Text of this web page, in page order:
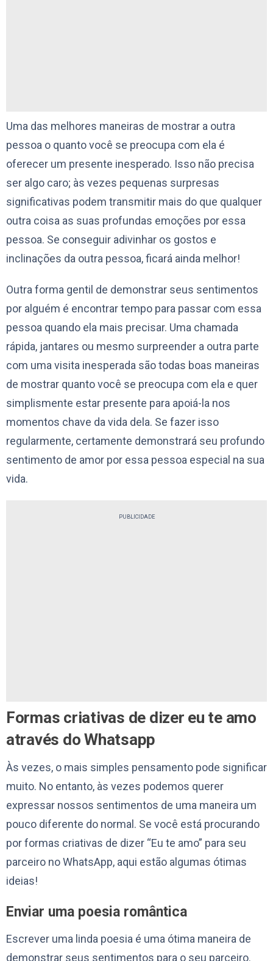
Uma das melhores maneiras de mostrar a outra
pessoa o quanto você se preocupa com ela é
oferecer um presente inesperado. Isso não precisa
ser algo caro; às vezes pequenas surpresas
significativas podem transmitir mais do que qualquer
outra coisa as suas profundas emoções por essa
pessoa. Se conseguir adivinhar os gostos e
inclinações da outra pessoa, ficará ainda melhor!
Outra forma gentil de demonstrar seus sentimentos
por alguém é encontrar tempo para passar com essa
pessoa quando ela mais precisar. Uma chamada
rápida, jantares ou mesmo surpreender a outra parte
com uma visita inesperada são todas boas maneiras
de mostrar quanto você se preocupa com ela e quer
simplismente estar presente para apoiá-la nos
momentos chave da vida dela. Se fazer isso
regularmente, certamente demonstrará seu profundo
sentimento de amor por essa pessoa especial na sua
vida.
PUBLICIDADE
Formas criativas de dizer eu te amo
através do Whatsapp
Às vezes, o mais simples pensamento pode significar
muito. No entanto, às vezes podemos querer
expressar nossos sentimentos de uma maneira um
pouco diferente do normal. Se você está procurando
por formas criativas de dizer “Eu te amo” para seu
parceiro no WhatsApp, aqui estão algumas ótimas
ideias!
Enviar uma poesia romântica
Escrever uma linda poesia é uma ótima maneira de
demonstrar seus sentimentos para o seu parceiro.